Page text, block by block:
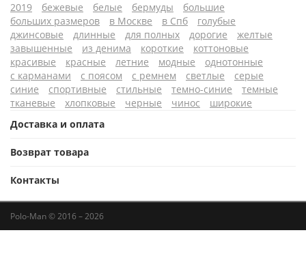
2019 бежевые белые бермуды
большие
больших размеров
в Москве в Спб
голубые
джинсовые
длинные для полных дорогие
желтые
завышенные
из денима короткие
коттоновые
красивые
красные летние модные
однотонные
с карманами
с поясом с ремнем светлые
серые
синие
спортивные стильные темно-синие
темные
тканевые
хлопковые черные чинос
широкие
Доставка и оплата
Возврат товара
Контакты
Polo-Man © 2016 – 2026